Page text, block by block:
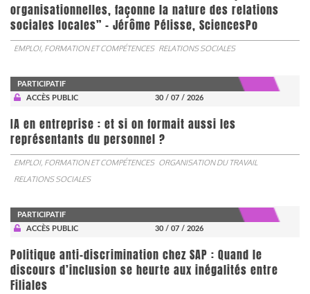
organisationnelles, façonne la nature des relations
sociales locales” - Jérôme Pélisse, SciencesPo
EMPLOI, FORMATION ET COMPÉTENCES RELATIONS SOCIALES
PARTICIPATIF
ACCÈS PUBLIC
30 / 07 / 2026
IA en entreprise : et si on formait aussi les
représentants du personnel ?
EMPLOI, FORMATION ET COMPÉTENCES ORGANISATION DU TRAVAIL
RELATIONS SOCIALES
PARTICIPATIF
ACCÈS PUBLIC
30 / 07 / 2026
Politique anti-discrimination chez SAP : Quand le
discours d’inclusion se heurte aux inégalités entre
Filiales